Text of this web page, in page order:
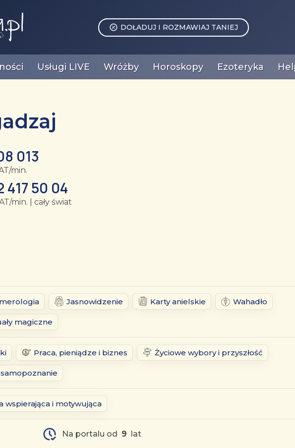
DOŁADUJ I ROZMAWIAJ TANIEJ
Usługi LIVE Wróżby Horoskopy Ezoteryka
013
min.
417 50 04
min. | cały świat
Jasnowidzenie Karty anielskie Wahadło
magiczne
Praca, pieniądze i biznes Życiowe wybory i przyszłość
wspierająca i motywująca
Na portalu od 9 lat